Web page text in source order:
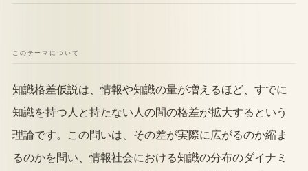
このテーマについて
知識格差仮説は、情報や知識の量が増えるほど、すでに
知識を持つ人と持たない人の間の格差が拡大するという
理論です。この問いは、その差が実際に広がるのか縮ま
るのかを問い、情報社会における知識の分布のダイナミ